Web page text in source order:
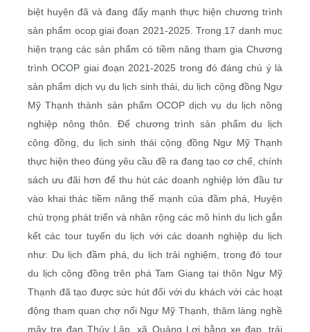
biệt huyện đã và đang đẩy mạnh thực hiện chương trình
sản phẩm ocop giai đoạn 2021-2025. Trong 17 danh mục
hiện trạng các sản phẩm có tiềm năng tham gia Chương
trình OCOP giai đoạn 2021-2025 trong đó đáng chú ý là
sản phẩm dịch vụ du lịch sinh thái, du lịch cộng đồng Ngư
Mỹ Thạnh thành sản phẩm OCOP dịch vụ du lịch nông
nghiệp nông thôn. Để chương trình sản phẩm du lịch
cộng đồng, du lịch sinh thái cộng đồng Ngư Mỹ Thạnh
thực hiện theo đúng yêu cầu đề ra đang tạo cơ chế, chính
sách ưu đãi hơn để thu hút các doanh nghiệp lớn đầu tư
vào khai thác tiềm năng thế mạnh của đầm phá, Huyện
chú trọng phát triển và nhân rộng các mô hình du lịch gắn
kết các tour tuyến du lịch với các doanh nghiệp du lịch
như: Du lịch đầm phá, du lịch trải nghiệm, trong đó tour
du lịch cộng đồng trên phá Tam Giang tại thôn Ngư Mỹ
Thạnh đã tạo được sức hút đối với du khách với các hoạt
động tham quan chợ nổi Ngư Mỹ Thạnh, thăm làng nghề
mây tre đan Thủy Lập, xã Quảng Lợi bằng xe đạp, trải